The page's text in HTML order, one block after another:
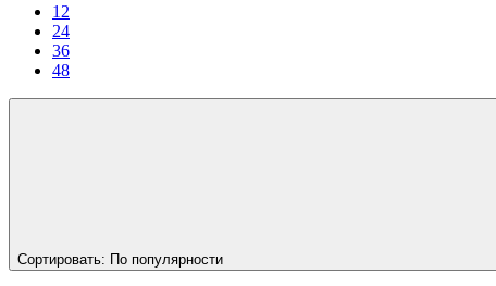
12
24
36
48
Сортировать: По популярности